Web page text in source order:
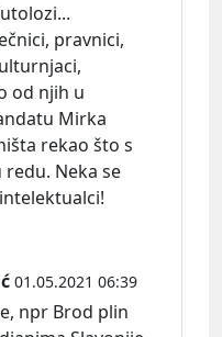
pravnici,
od njih u
Mirka
rekao što s
Neka se
01.05.2021 06:39
npr Brod plin